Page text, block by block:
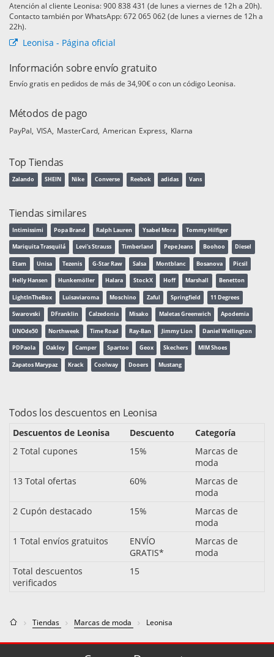
Atención al cliente Leonisa: 900 838 431 (de lunes a viernes de 12h a 20h).
Contacto también por WhatsApp: 672 065 062 (de lunes a viernes de 12h a
22h).
Leonisa - Página oficial
Información sobre envío gratuito
Envío gratis en pedidos de más de 34,90€ o con un código Leonisa.
Métodos de pago
PayPal VISA MasterCard American Express Klarna
Top Tiendas
Zalando SHEIN Nike Converse Reebok adidas Vans
Tiendas similares
Intimissimi Popa Brand Ralph Lauren Ysabel Mora Tommy Hilfiger
Mariquita Trasquilá Levi's Strauss Timberland Pepe Jeans Boohoo Diesel
Etam Unisa Tezenis G-Star Raw Salsa Montblanc Bosanova Picsil
Helly Hansen Hunkemöller Halara StockX Hoff Marshall Benetton
LightInTheBox Luisaviaroma Moschino Zaful Springfield 11 Degrees
Swarovski DFranklin Calzedonia Misako Maletas Greenwich Apodemia
UNOde50 Northweek Time Road Ray-Ban Jimmy Lion Daniel Wellington
PDPaola Oakley Camper Spartoo Geox Skechers MIM Shoes
Zapatos Marypaz Krack Coolway Dooers Mustang
Todos los descuentos en Leonisa
Descuentos de Leonisa Descuento
Categoría
2 Total cupones
15%
Marcas de
moda
13 Total ofertas
60%
Marcas de
moda
2 Cupón destacado
15%
Marcas de
moda
1 Total envíos gratuitos
ENVÍO
GRATIS*
Marcas de
moda
Total descuentos
verificados
15
Tiendas Marcas de moda Leonisa